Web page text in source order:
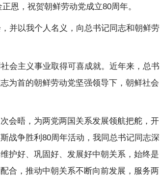
恩，祝贺朝鲜劳动党成立80周年。
并以我个人名义，向总书记同志和朝鲜劳
会主义事业取得可喜成就。近年来，总书
为首的朝鲜劳动党坚强领导下，朝鲜社会
会晤，为两党两国关系发展领航把舵，开
战争胜利80周年活动，我同总书记同志深
护好、巩固好、发展好中朝关系，始终是
合，推动中朝关系不断向前发展，服务两